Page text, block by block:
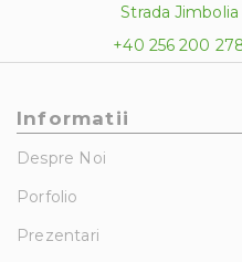
Strada
+40 256 200
Informatii
Despre Noi
Porfolio
Prezentari